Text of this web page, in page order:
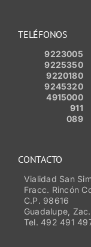
TELÉFONOS
9223005
9225350
9220180
9245320
4915000
911
089
CONTACTO
Vialidad San
Fracc. Rincón
C.P. 98616
Guadalupe, Zac.
Tel. 492 491